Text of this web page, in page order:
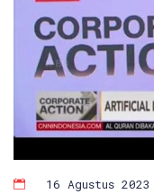
16 Agustus 2023